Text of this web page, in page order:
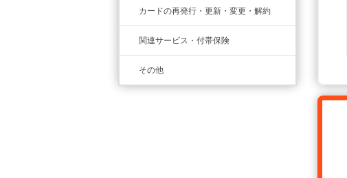
カードの再発行・更新・変更・解約
関連サービス・付帯保険
その他